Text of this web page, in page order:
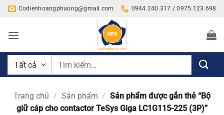
Bỏ
nội
Codienhoangphuong@gmail.com 0944.240.317 / 0975.123.698
Tìm
Trang chủ / Sản phẩm / Sản phẩm được gắn thẻ “Bộ
giữ cáp cho contactor TeSys Giga LC1G115-225 (3P)”